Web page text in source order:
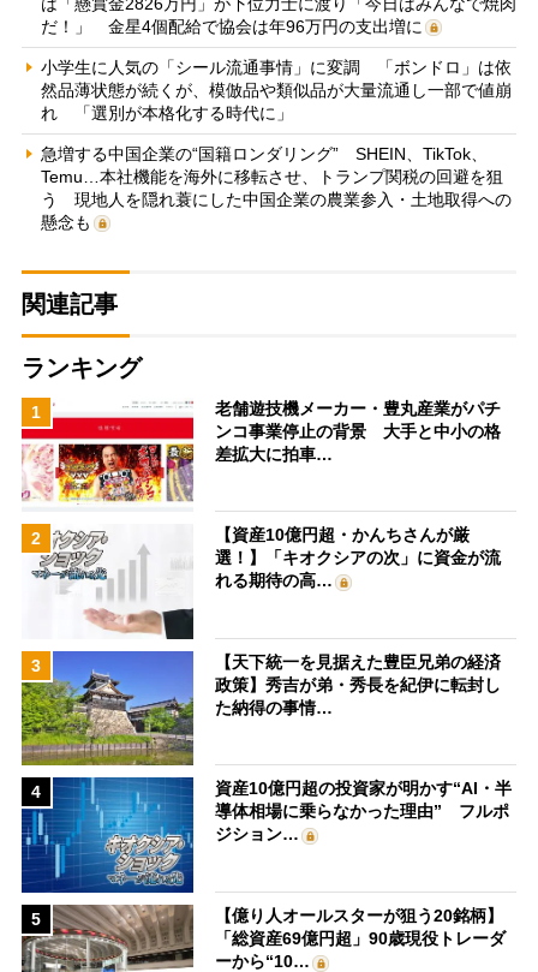
だ！」 金星4個配給で協会は年96万円の支出増に
小学生に人気の「シール流通事情」に変調 「ボンドロ」は依
然品薄状態が続くが、模倣品や類似品が大量流通し一部で値崩
れ 「選別が本格化する時代に」
急増する中国企業の“国籍ロンダリング” SHEIN、TikTok、
Temu…本社機能を海外に移転させ、トランプ関税の回避を狙
う 現地人を隠れ蓑にした中国企業の農業参入・土地取得への
懸念も
関連記事
ランキング
1
老舗遊技機メーカー・豊丸産業がパチ
ンコ事業停止の背景 大手と中小の格
差拡大に拍車…
2
【資産10億円超・かんちさんが厳
選！】「キオクシアの次」に資金が流
れる期待の高…
3
【天下統一を見据えた豊臣兄弟の経済
政策】秀吉が弟・秀長を紀伊に転封し
た納得の事情…
4
資産10億円超の投資家が明かす“AI・半
導体相場に乗らなかった理由” フルポ
ジション…
5
【億り人オールスターが狙う20銘柄】
「総資産69億円超」90歳現役トレーダ
ーから“10…